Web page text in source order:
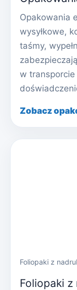
Opakowania
wysyłkowe,
taśmy,
w
Zobacz
Foliopaki z
Foliopaki z